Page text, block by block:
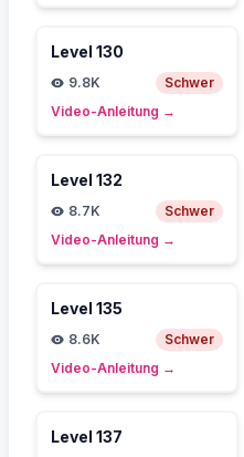
Level 130
9.8K
Schwer
Video-Anleitung →
Level 132
8.7K
Schwer
Video-Anleitung →
Level 135
8.6K
Schwer
Video-Anleitung →
Level 137